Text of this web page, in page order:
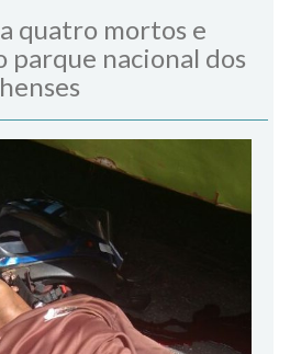
quatro mortos e
nacional dos